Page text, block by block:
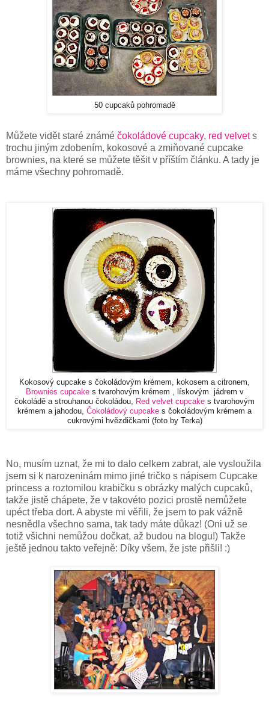
50 cupcaků pohromadě
Můžete vidět staré známé čokoládové cupcaky, red velvets
trochu jiným zdobením, kokosové a zmiňované cupcake
brownies, na které se můžete těšit v příštím článku. A tady je
máme všechny pohromadě.
Kokosový cupcake s čokoládovým krémem, kokosem a citronem,
Brownies cupcake s tvarohovým krémem , lískovým jádrem v
čokoládě a strouhanou čokoládou, Red velvet cupcake s tvarohovým
krémem a jahodou, Čokoládový cupcake s čokoládovým krémem a
cukrovými hvězdičkami (foto by Terka)
No, musím uznat, že mi to dalo celkem zabrat, ale vysloužila
jsem si k narozeninám mimo jiné tričko s nápisem Cupcake
princess a roztomilou krabičku s obrázky malých cupcaků,
takže jistě chápete, že v takovéto pozici prostě nemůžete
upéct třeba dort. A abyste mi věřili, že jsem to pak vážně
nesnědla všechno sama, tak tady máte důkaz! (Oni už se
totiž všichni nemůžou dočkat, až budou na blogu!) Takže
ještě jednou takto veřejně: Díky všem, že jste přišli! :)